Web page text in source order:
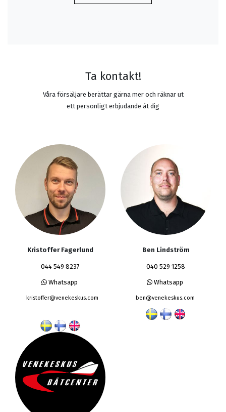
Ta kontakt!
Våra försäljare berättar gärna mer och räknar ut
ett personligt erbjudande åt dig
Kristoffer Fagerlund
044 549 8237
Whatsapp
kristoffer@venekeskus.com
Ben Lindström
040 529 1258
Whatsapp
ben@venekeskus.com